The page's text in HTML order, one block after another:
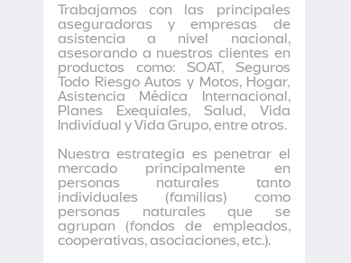
Trabajamos con las principales
aseguradoras y empresas de
asistencia a nivel nacional,
asesorando a nuestros clientes en
productos como: SOAT, Seguros
Todo Riesgo Autos y Motos, Hogar,
Asistencia Médica Internacional,
Planes Exequiales, Salud, Vida
Individual y Vida Grupo, entre otros.
Nuestra estrategia es penetrar el
mercado principalmente en
personas naturales tanto
individuales (familias) como
personas naturales que se
agrupan (fondos de empleados,
cooperativas, asociaciones, etc.).